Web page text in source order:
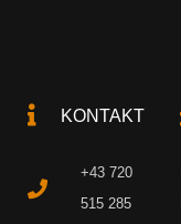
KONTAKT
+43 720
515 285